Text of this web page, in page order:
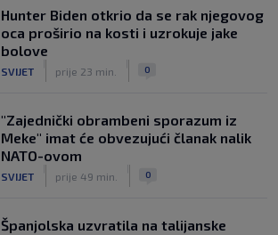
Hunter Biden otkrio da se rak njegovog
oca proširio na kosti i uzrokuje jake
bolove
SVIJET prije 23 min. 0
"Zajednički obrambeni sporazum iz
Meke" imat će obvezujući članak nalik
NATO-ovom
SVIJET prije 49 min. 0
Španjolska uzvratila na talijanske